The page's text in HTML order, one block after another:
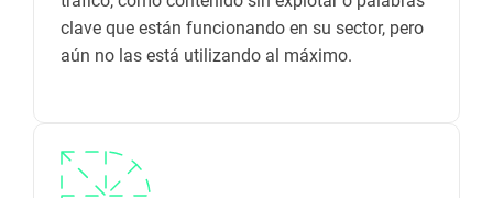
clave que están funcionando en su sector, pero
aún no las está utilizando al máximo.